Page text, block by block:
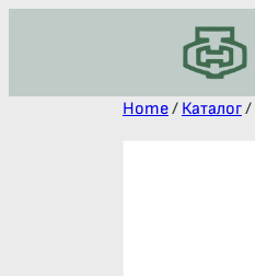
Home/ Каталог/